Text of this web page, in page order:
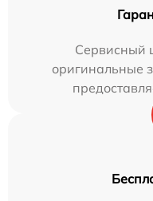
Сервисный
оригинальные